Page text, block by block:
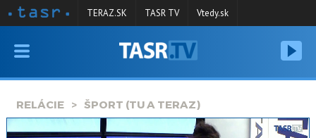
VYSIELANIE
SPRAVODAJSTVO
TERAZ.SK TASR TV Vtedy.sk
RELÁCIE ŠPORT (TU A TERAZ)